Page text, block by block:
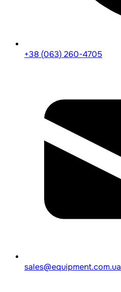
+38 (063) 260-4705
sales@equipment.com.ua